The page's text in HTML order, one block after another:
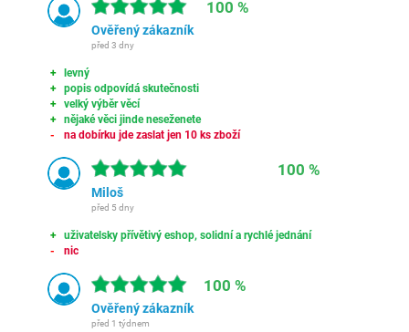
100 %
Ověřený zákazník
před 3 dny
levný
popis odpovídá skutečnosti
velký výběr věcí
nějaké věci jinde neseženete
na dobírku jde zaslat jen 10 ks zboží
100 %
Miloš
před 5 dny
uživatelsky přívětivý eshop, solidní a rychlé jednání
nic
100 %
Ověřený zákazník
před 1 týdnem